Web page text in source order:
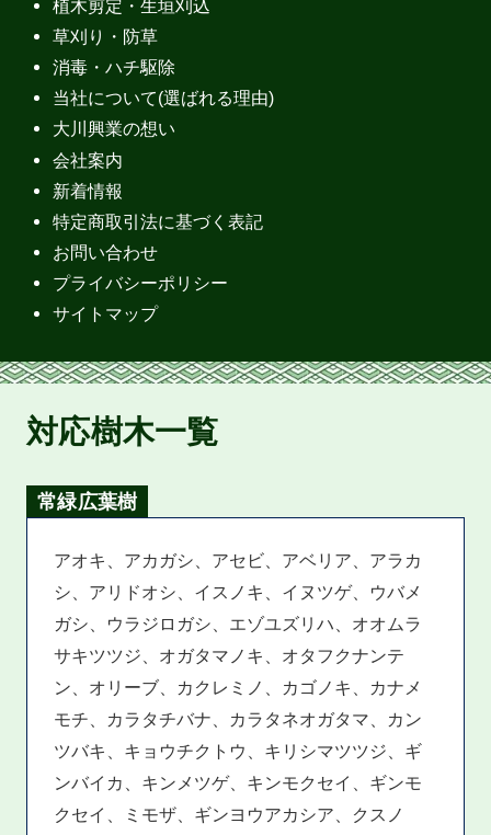
植木剪定・生垣刈込
草刈り・防草
消毒・ハチ駆除
当社について(選ばれる理由)
大川興業の想い
会社案内
新着情報
特定商取引法に基づく表記
お問い合わせ
プライバシーポリシー
サイトマップ
対応樹木一覧
常緑広葉樹
アオキ、アカガシ、アセビ、アベリア、アラカ
シ、アリドオシ、イスノキ、イヌツゲ、ウバメ
ガシ、ウラジロガシ、エゾユズリハ、オオムラ
サキツツジ、オガタマノキ、オタフクナンテ
ン、オリーブ、カクレミノ、カゴノキ、カナメ
モチ、カラタチバナ、カラタネオガタマ、カン
ツバキ、キョウチクトウ、キリシマツツジ、ギ
ンバイカ、キンメツゲ、キンモクセイ、ギンモ
クセイ、ミモザ、ギンヨウアカシア、クスノ